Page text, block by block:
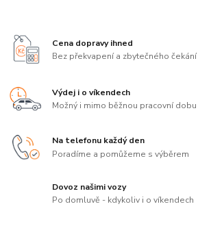
Cena dopravy ihned
Bez překvapení a zbytečného čekání
Výdej i o víkendech
Možný i mimo běžnou pracovní dobu
Na telefonu každý den
Poradíme a pomůžeme s výběrem
Dovoz našimi vozy
Po domluvě - kdykoliv i o víkendech